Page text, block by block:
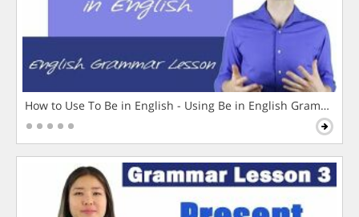
How to Use To Be in English - Using Be in English Grammar